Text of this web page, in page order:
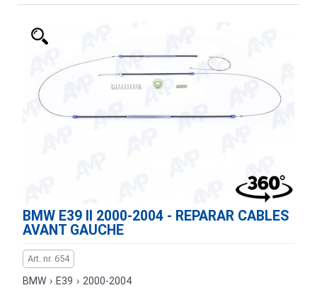
BMW E39 II 2000-2004 - REPARAR CABLES
AVANT GAUCHE
Art. nr. 654
BMW › E39 › 2000-2004